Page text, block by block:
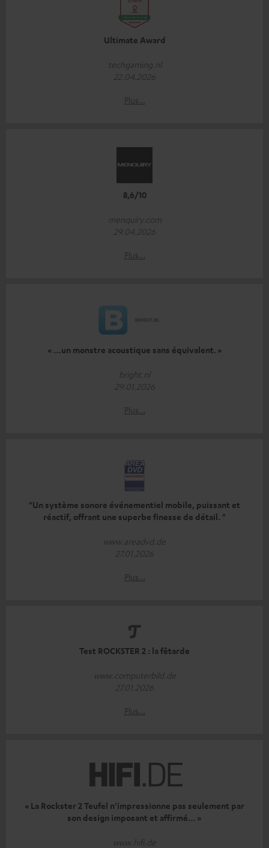
Ultimate Award
techgaming.nl
22.04.2026
Plus…
8,6/10
menquiry.com
29.04.2026
Plus…
« …un monstre acoustique sans équivalent. »
bright.nl
29.01.2026
Plus…
"Un système sonore événementiel mobile, puissant et
réactif, offrant une superbe finesse de détail. "
www.areadvd.de
27.01.2026
Plus…
Test ROCKSTER 2 : la fêtarde
www.computerbild.de
27.01.2026
Plus…
« La Rockster 2 Teufel n’impressionne pas seulement par
son design imposant et affirmé… »
www.hifi.de